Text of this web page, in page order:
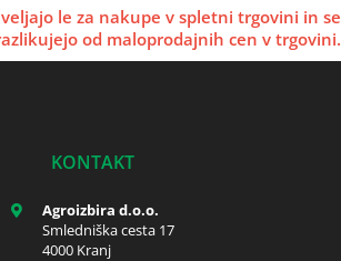
le za nakupe v spletni trgovini in se
od maloprodajnih cen v trgovini.
KONTAKT
Agroizbira d.o.o.
Smledniška cesta 17
4000 Kranj